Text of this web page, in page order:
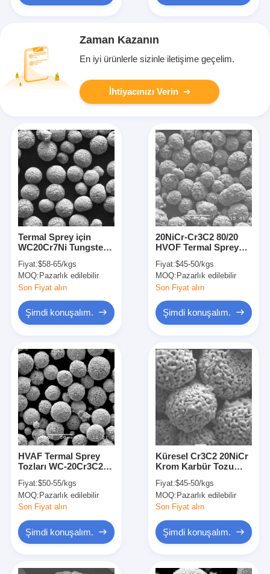
Zaman Kazanın
En iyi ürünlerle sizinle iletişime geçelim.
İhtiyacınızı Verin
Termal Sprey için
WC20Cr7Ni Tungsten
Tozu
Fiyat:$58-65/kgs
MOQ: Pazarlık edilebilir
Son Fiyat alın
Şimdi konuşalım.
20NiCr-Cr3C2 80/20
HVOF Termal Sprey
Aşınma Direnci
Fiyat:$45-50/kgs
MOQ: Pazarlık edilebilir
Son Fiyat alın
Şimdi konuşalım.
HVAF Termal Sprey
Tozları WC-20Cr3C2-
Fiyat:$50-55/kgs
MOQ:Pazarlık edilebilir
Son Fiyat alın
Şimdi konuşalım.
Küresel Cr3C2 20NiCr
Krom Karbür Tozu
Püskürtme Tozu
Fiyat:$45-50/kgs
MOQ:Pazarlık edilebilir
Son Fiyat alın
Şimdi konuşalım.